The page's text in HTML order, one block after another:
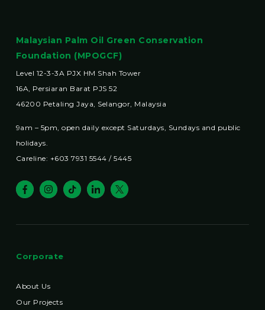
Malaysian Palm Oil Green Conservation
Foundation (MPOGCF)
Level 12-3-3A PJX HM Shah Tower
16A, Persiaran Barat PJS 52
46200 Petaling Jaya, Selangor, Malaysia
9am – 5pm, open daily except Saturdays, Sundays and public
holidays.
Careline: +603 7931 5544 / 5445
Corporate
About Us
Our Projects